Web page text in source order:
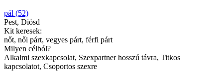
pál (52)
Pest, Diósd
Kit keresek:
nőt, női párt, vegyes párt, férfi párt
Milyen célból?
Alkalmi szexkapcsolat, Szexpartner hosszú távra, Titkos
kapcsolatot, Csoportos szexre